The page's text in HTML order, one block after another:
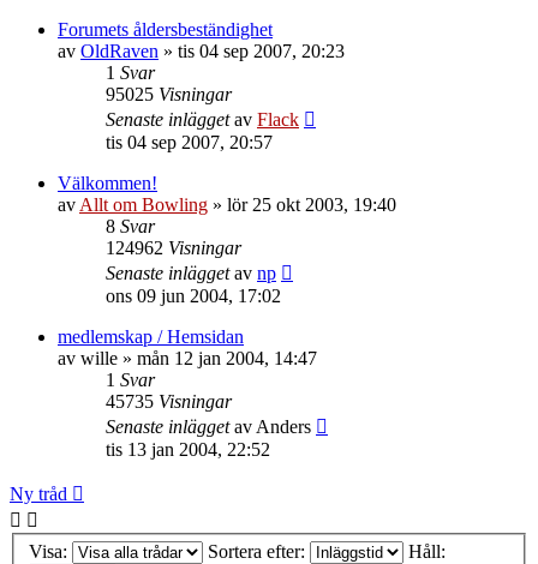
Forumets åldersbeständighet
av OldRaven » tis 04 sep 2007, 20:23
1 Svar
95025 Visningar
Senaste inläggetav Flack
tis 04 sep 2007, 20:57
Välkommen!
av Allt om Bowling » lör 25 okt 2003, 19:40
8 Svar
124962 Visningar
Senaste inläggetav np
ons 09 jun 2004, 17:02
medlemskap / Hemsidan
av wille » mån 12 jan 2004, 14:47
1 Svar
45735 Visningar
Senaste inläggetav Anders
tis 13 jan 2004, 22:52
Ny tråd
Visa: Sortera efter: Håll: